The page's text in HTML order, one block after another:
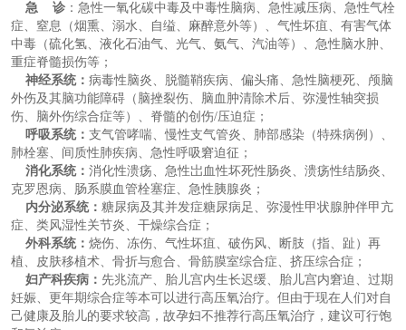
急 诊 ：急性一氧化碳中毒及中毒性脑病、急性减压病、急性气栓
症、窒息（烟熏、溺水、自缢、麻醉意外等）、气性坏疽、有害气体
中毒（硫化氢、液化石油气、光气、氨气、汽油等）、急性脑水肿、
重症脊髓损伤等；
神经系统： 病毒性脑炎、脱髓鞘疾病、偏头痛、急性脑梗死、颅脑
外伤及其脑功能障碍（脑挫裂伤、脑血肿清除术后、弥漫性轴突损
伤、脑外伤综合症等）、脊髓的创伤/压迫症；
呼吸系统： 支气管哮喘、慢性支气管炎、肺部感染（特殊病例）、
肺栓塞、间质性肺疾病、急性呼吸窘迫征；
消化系统： 消化性溃疡、急性岀血性坏死性肠炎、溃疡性结肠炎、
克罗恩病、肠系膜血管栓塞症、急性胰腺炎；
内分泌系统： 糖尿病及其并发症糖尿病足、弥漫性甲状腺肿伴甲亢
症、类风湿性关节炎、干燥综合症；
外科系统： 烧伤、冻伤、气性坏疽、破伤风、断肢（指、趾）再
植、皮肤移植术、骨折与愈合、骨筋膜室综合症、挤压综合症；
妇产科疾病： 先兆流产、胎儿宫内生长迟缓、胎儿宫内窘迫、过期
妊娠、更年期综合症等本可以进行高压氧治疗。但由于现在人们对自
己健康及胎儿的要求较高，故孕妇不推荐行高压氧治疗，建议可行饱